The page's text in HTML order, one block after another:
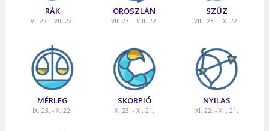
RÁK
VI. 22. - VII. 22.
OROSZLÁN
VII. 23. - VIII. 22.
SZŰZ
VIII. 23. - IX. 22.
MÉRLEG
IX. 23. - X. 22.
SKORPIÓ
X. 23. - XI. 21.
NYILAS
XI. 22. - XII. 21.